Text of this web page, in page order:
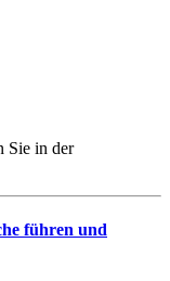
Sie in der
führen und